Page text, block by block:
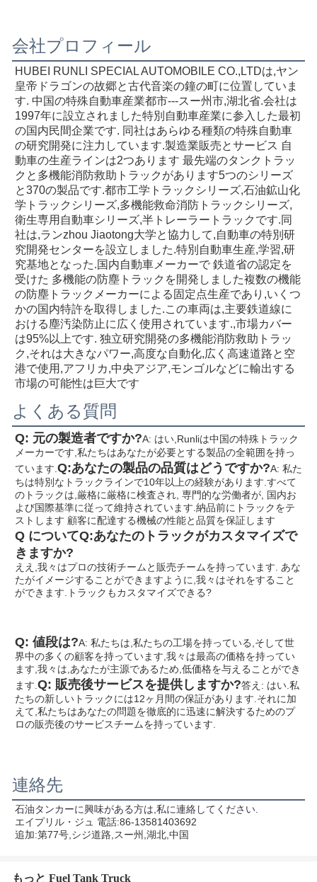
会社プロフィール
HUBEI RUNLI SPECIAL AUTOMOBILE CO.,LTDは,ヤン
皇帝ドラゴンの故郷と古代音楽の鐘の町に位置していま
す. 中国の特殊自動車産業都市---スー州市,湖北省.会社は
1997年に設立されました特別自動車産業に参入した最初
の国内民間企業です. 同社はあらゆる種類の特殊自動車
の研究開発に注力しています.製造業販売とサービス 自
動車の生産ラインは2つあります 最先端のタンクトラッ
クと多機能消防救助トラックがあります5つのシリーズ
と370の製品です.都市工学トラックシリーズ,石油鉱山化
学トラックシリーズ,多機能救命消防トラックシリーズ,
衛生専用自動車シリーズ,半トレーラートラックです.同
社は,ランzhou Jiaotong大学と協力して,自動車の特別研
究開発センターを設立しました.特別自動車生産,学習,研
究基地となった.国内自動車メーカーで 鉄道省の認定を
受けた 多機能の防塵トラックを開発しました複数の機能
の防塵トラックメーカーによる固定点生産であり,いくつ
かの国内特許を取得しました.この車両は,主要鉄道線に
おける塵汚染防止に広く使用されています.,市場カバー
は95%以上です. 独立研究開発の多機能消防救助トラッ
ク,それは大きなパワー,高度な自動化,広く高速道路と空
港で使用,アフリカ,中央アジア,モンゴルなどに輸出する
市場の可能性は巨大です
よくある質問
Q: 元の製造者ですか?A: はい,Runliは中国の特殊トラック
メーカーです,私たちはあなたが必要とする製品の全範囲を持っ
ています. Q:あなたの製品の品質はどうですか?A: 私た
ちは特別なトラックラインで10年以上の経験があります.すべて
のトラックは,厳格に厳格に検査され, 専門的な労働者が, 国内お
よび国際基準に従って維持されています.納品前にトラックをテ
ストします 顧客に配達する機械の性能と品質を保証します
Q についてQ:あなたのトラックがカスタマイズで
きますか?
ええ,我々はプロの技術チームと販売チームを持っています. あな
たがイメージすることができますように,我々はそれをすること
ができます.
トラックもカスタマイズできる?
Q: 値段は?A: 私たちは,私たちの工場を持っている,そして世
界中の多くの顧客を持っています,我々は最高の価格を持ってい
ます,我々は,あなたが主源であるため,低価格を与えることができ
ます. Q: 販売後サービスを提供しますか?答え: はい.私
たちの新しいトラックには12ヶ月間の保証があります.それに加
えて,私たちはあなたの問題を徹底的に迅速に解決するためのプ
ロの販売後のサービスチームを持っています.
連絡先
石油タンカーに興味がある方は,私に連絡してください.
エイプリル・ジュ 電話:86-13581403692
追加:第77号,シジ道路,スー州,湖北,中国
もっと Fuel Tank Truck